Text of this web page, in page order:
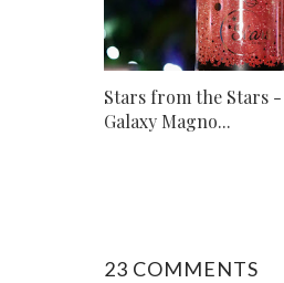
Stars from the Stars -
Galaxy Magno...
23 COMMENTS